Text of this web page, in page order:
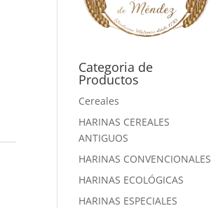
Categoria de
Productos
Cereales
HARINAS CEREALES
ANTIGUOS
HARINAS CONVENCIONALES
HARINAS ECOLÓGICAS
HARINAS ESPECIALES